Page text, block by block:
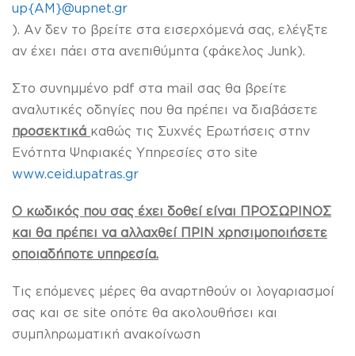
up{AM}@upnet.gr
). Αν δεν το βρείτε στα εισερχόμενά σας, ελέγξτε
αν έχει πάει στα ανεπιθύμητα (φάκελος Junk).
Στο συνημμένο pdf στα mail σας θα βρείτε
αναλυτικές οδηγίες που θα πρέπει να διαβάσετε
προσεκτικά καθώς τις Συχνές Ερωτήσεις στην
Ενότητα Ψηφιακές Υπηρεσίες στο site
www.ceid.upatras.gr
Ο κωδικός που σας έχει δοθεί είναι ΠΡΟΣΩΡΙΝΟΣ
και θα πρέπει να αλλαχθεί ΠΡΙΝ χρησιμοποιήσετε
οποιαδήποτε υπηρεσία.
Τις επόμενες μέρες θα αναρτηθούν οι λογαριασμοί
σας και σε site οπότε θα ακολουθήσει και
συμπληρωματική ανακοίνωση